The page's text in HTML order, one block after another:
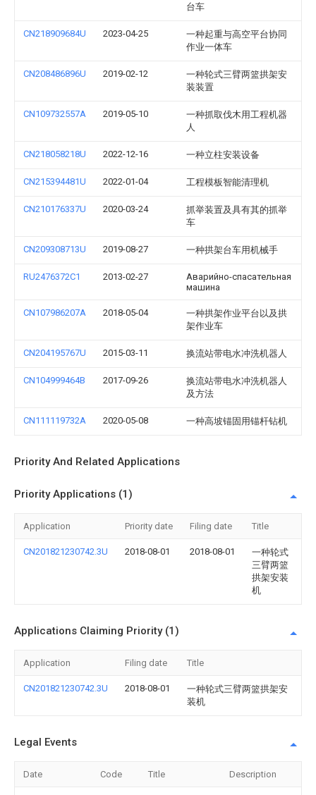
台车
CN218909684U 2023-04-25
一种起重与高空平台协同
作业一体车
CN208486896U 2019-02-12
一种轮式三臂两篮拱架安
装装置
CN109732557A 2019-05-10
一种抓取伐木用工程机器
人
CN218058218U 2022-12-16 一种立柱安装设备
CN215394481U 2022-01-04 工程模板智能清理机
CN210176337U 2020-03-24
抓举装置及具有其的抓举
车
CN209308713U 2019-08-27 一种拱架台车用机械手
RU2476372C1 2013-02-27
Аварийно-спасательная
машина
CN107986207A 2018-05-04
一种拱架作业平台以及拱
架作业车
CN204195767U 2015-03-11 换流站带电水冲洗机器人
CN104999464B 2017-09-26
换流站带电水冲洗机器人
及方法
CN111119732A 2020-05-08 一种高坡锚固用锚杆钻机
Priority And Related Applications
Priority Applications (1)
Application Priority date Filing date Title
CN201821230742.3U 2018-08-01 2018-08-01
一种轮式
三臂两篮
拱架安装
机
Applications Claiming Priority (1)
Application Filing date Title
CN201821230742.3U 2018-08-01
一种轮式三臂两篮拱架安
装机
Legal Events
Date Code Title Description